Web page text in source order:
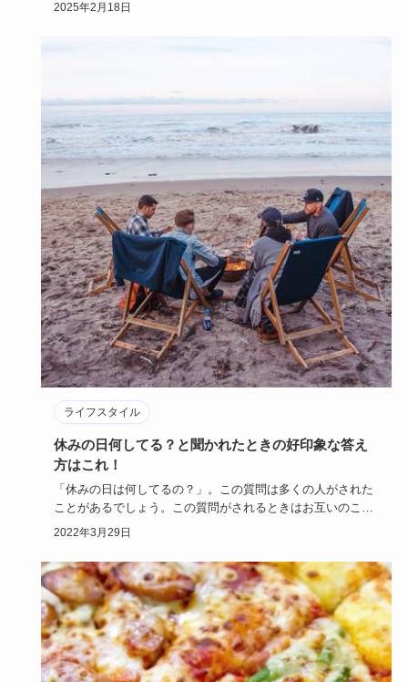
2025年2月18日
ライフスタイル
休みの日何してる？と聞かれたときの好印象な答え
方はこれ！
「休みの日は何してるの？」。この質問は多くの人がされた
ことがあるでしょう。この質問がされるときはお互いのこと
をまだよく知ら…
2022年3月29日